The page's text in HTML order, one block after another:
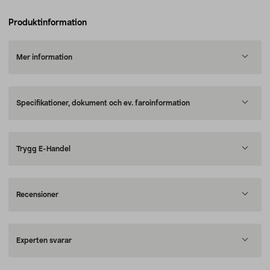
Produktinformation
Mer information
Specifikationer, dokument och ev. faroinformation
Trygg E-Handel
Recensioner
Experten svarar